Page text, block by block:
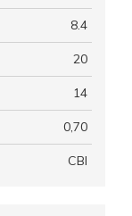
8.4
20
14
0,70
CBI